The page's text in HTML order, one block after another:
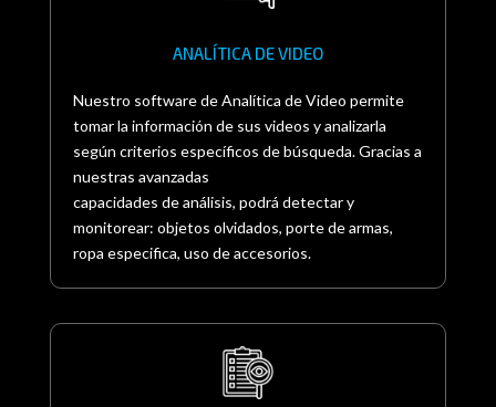
ANALÍTICA DE VIDEO
Nuestro software de Analítica de Video permite
tomar la información de sus videos y analizarla
según criterios específicos de búsqueda. Gracias a
nuestras avanzadas
capacidades de análisis, podrá detectar y
monitorear: objetos olvidados, porte de armas,
ropa especifica, uso de accesorios.